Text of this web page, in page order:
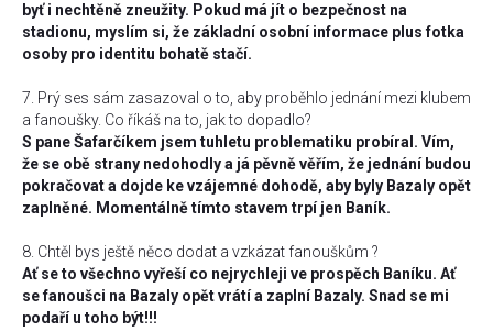
byť i nechtěně zneužity. Pokud má jít o bezpečnost na
stadionu, myslím si, že základní osobní informace plus fotka
osoby pro identitu bohatě stačí.
7. Prý ses sám zasazoval o to, aby proběhlo jednání mezi klubem
a fanoušky. Co říkáš na to, jak to dopadlo?
S pane Šafarčíkem jsem tuhletu problematiku probíral. Vím,
že se obě strany nedohodly a já pěvně věřím, že jednání budou
pokračovat a dojde ke vzájemné dohodě, aby byly Bazaly opět
zaplněné. Momentálně tímto stavem trpí jen Baník.
8. Chtěl bys ještě něco dodat a vzkázat fanouškům ?
Ať se to všechno vyřeší co nejrychleji ve prospěch Baníku. Ať
se fanoušci na Bazaly opět vrátí a zaplní Bazaly. Snad se mi
podaří u toho být!!!